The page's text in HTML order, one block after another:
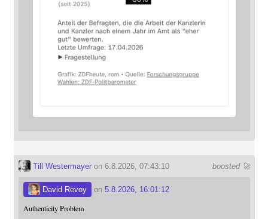
boosted 🚀
Till Westermayeron 6.8.2026, 07:43:10
David Revoy on 5.8.2026, 16:01:12
Authenticity Problem